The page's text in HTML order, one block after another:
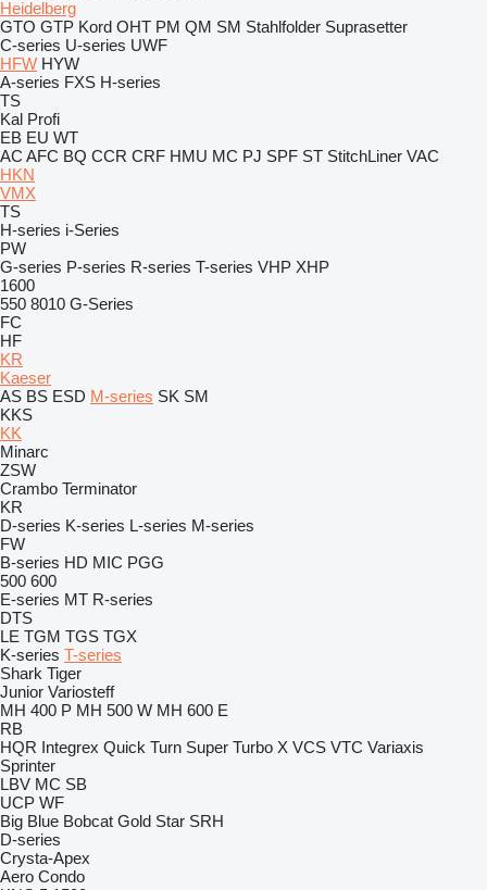
Heidelberg
GTO GTP Kord OHT PM QM SM Stahlfolder Suprasetter
C-series U-series UWF
HFW HYW
A-series FXS H-series
TS
Kal Profi
EB EU WT
AC AFC BQ CCR CRF HMU MC PJ SPF ST StitchLiner VAC
HKN
VMX
TS
H-series i-Series
PW
G-series P-series R-series T-series VHP XHP
1600
550 8010 G-Series
FC
HF
KR
Kaeser
AS BS ESD M-series SK SM
KKS
KK
Minarc
ZSW
Crambo Terminator
KR
D-series K-series L-series M-series
FW
B-series HD MIC PGG
500 600
E-series MT R-series
DTS
LE TGM TGS TGX
K-series T-series
Shark Tiger
Junior Variosteff
MH 400 P MH 500 W MH 600 E
RB
HQR Integrex Quick Turn Super Turbo X VCS VTC Variaxis
Sprinter
LBV MC SB
UCP WF
Big Blue Bobcat Gold Star SRH
D-series
Crysta-Apex
Aero Condo